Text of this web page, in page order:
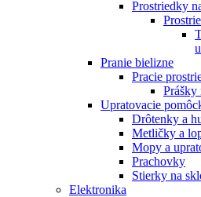
Prostriedky
Pranie bielizne
Pracie
Prášky
Upratovacie
Drôtenky a
Metličky a
Mopy a
Prachovky
Stierky na
Elektronika